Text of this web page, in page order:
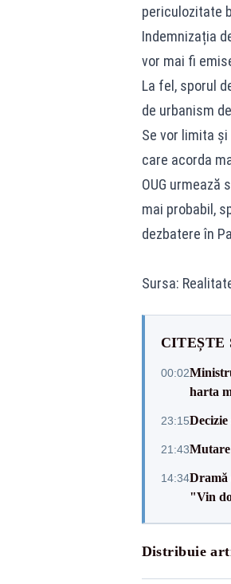
periculozitate
Indemnizația
vor mai fi
La fel, sporul
de urbanism
Se vor limita
care acorda
OUG urmează
mai probabil,
dezbatere în
Sursa:
CITEȘTE
00:02
harta
23:15
21:43
14:34Dramă
"Vin
Distribuie